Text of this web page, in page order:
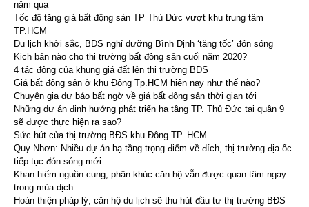
năm qua
Tốc độ tăng giá bất động sản TP Thủ Đức vượt khu trung tâm
TP.HCM
Du lịch khởi sắc, BĐS nghỉ dưỡng Bình Định ‘tăng tốc’ đón sóng
Kịch bản nào cho thị trường bất động sản cuối năm 2020?
4 tác động của khung giá đất lên thị trường BĐS
Giá bất động sản ở khu Đông Tp.HCM hiện nay như thế nào?
Chuyên gia dự báo bất ngờ về giá bất động sản thời gian tới
Những dự án định hướng phát triển hạ tầng TP. Thủ Đức tại quận 9
sẽ được thực hiện ra sao?
Sức hút của thị trường BĐS khu Đông TP. HCM
Quy Nhơn: Nhiều dự án hạ tầng trọng điểm về đích, thị trường địa ốc
tiếp tục đón sóng mới
Khan hiếm nguồn cung, phân khúc căn hộ vẫn được quan tâm ngay
trong mùa dịch
Hoàn thiện pháp lý, căn hộ du lịch sẽ thu hút đầu tư thị trường BĐS